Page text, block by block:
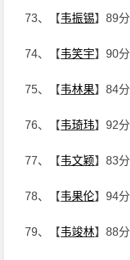
73、【韦振锡】89分
74、【韦笑宇】90分
75、【韦林果】84分
76、【韦琦玮】92分
77、【韦文颖】83分
78、【韦果伦】94分
79、【韦竣林】88分